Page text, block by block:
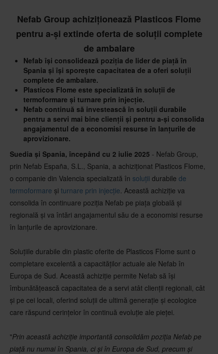
Nefab Group achiziționează Plasticos Flome
pentru a-și extinde oferta de soluții complete
de ambalare
Nefab își consolidează poziția de lider de piață în
Spania și își sporește capacitatea de a oferi soluții
complete de ambalare.
Plasticos Flome este specializată în soluții de
termoformare și turnare prin injecție.
Nefab continuă să investească în soluții durabile
pentru a servi mai bine clienții și pentru a-și consolida
angajamentul de a economisi resurse în lanțurile de
aprovizionare.
Suedia și Spania, începând cu 2 iulie 2025 - Nefab Group,
prin Nefab España, S.L., Spania, a achiziționat Plasticos Flome,
o companie din Valencia specializată în soluții durabile de
termoformare și turnare prin injecție. Această achiziție va
consolida în continuare poziția Nefab pe piața globală și
regională și va întări angajamentul său de a economisi resurse
în lanțurile de aprovizionare.
Soluțiile durabile din plastic oferite de Plasticos Flome sunt o
completare excelentă a capacităților actuale ale Nefab în
Europa de Sud. Această achiziție permite Nefab să își
îmbunătățească capacitatea de a servi atât clienții regionali, cât
și pe cei locali, oferind soluții de ultimă generație și ecologice
care răspund cerințelor în continuă evoluție ale pieței.
"Prin această achiziție importantă consolidăm poziția Nefab pe
piață nu numai în Spania, ci și în Europa de Sud, precum și